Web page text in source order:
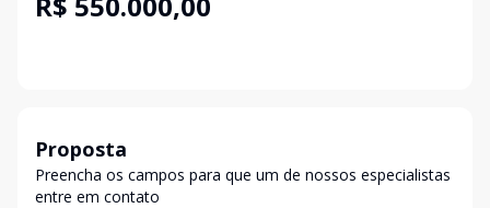
Proposta
Preencha os campos para que um de nossos especialistas
entre em contato